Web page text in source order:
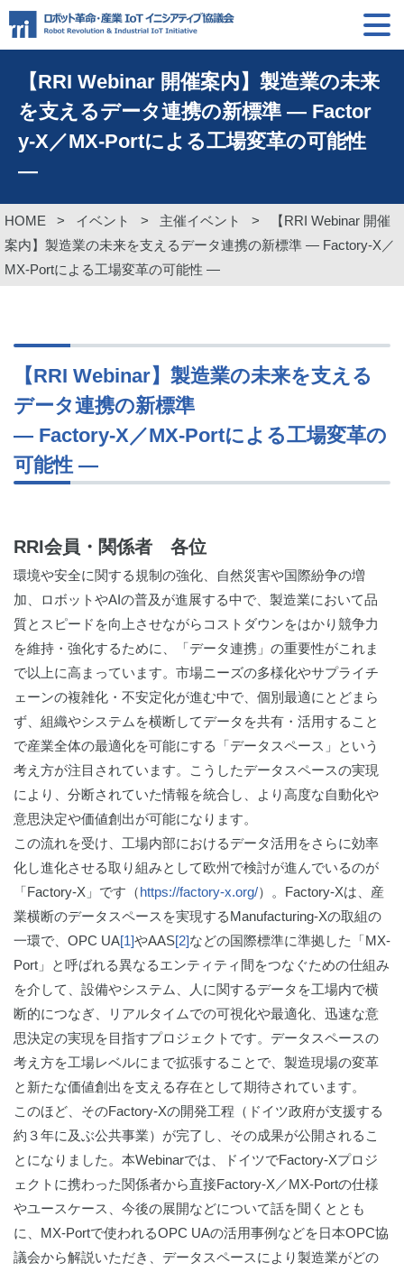
【RRI Webinar 開催案内】製造業の未来
を支えるデータ連携の新標準 ― Factor
y‑X／MX-Portによる工場変革の可能性
―
HOME > イベント > 主催イベント >
【RRI Webinar 開催
案内】製造業の未来を支えるデータ連携の新標準 ― Factory‑X／
MX-Portによる工場変革の可能性 ―
【RRI Webinar】製造業の未来を支える
データ連携の新標準
― Factory‑X／MX-Portによる工場変革の
可能性 ―
RRI会員・関係者 各位
環境や安全に関する規制の強化、自然災害や国際紛争の増
加、ロボットやAIの普及が進展する中で、製造業において品
質とスピードを向上させながらコストダウンをはかり競争力
を維持・強化するために、「データ連携」の重要性がこれま
で以上に高まっています。市場ニーズの多様化やサプライチ
ェーンの複雑化・不安定化が進む中で、個別最適にとどまら
ず、組織やシステムを横断してデータを共有・活用すること
で産業全体の最適化を可能にする「データスペース」という
考え方が注目されています。こうしたデータスペースの実現
により、分断されていた情報を統合し、より高度な自動化や
意思決定や価値創出が可能になります。
この流れを受け、工場内部におけるデータ活用をさらに効率
化し進化させる取り組みとして欧州で検討が進んでいるのが
「Factory‑X」です（https://factory-x.org/）。Factory‑Xは、産
業横断のデータスペースを実現するManufacturing-Xの取組の
一環で、OPC UA[1]やAAS[2]などの国際標準に準拠した「MX-
Port」と呼ばれる異なるエンティティ間をつなぐための仕組み
を介して、設備やシステム、人に関するデータを工場内で横
断的につなぎ、リアルタイムでの可視化や最適化、迅速な意
思決定の実現を目指すプロジェクトです。データスペースの
考え方を工場レベルにまで拡張することで、製造現場の変革
と新たな価値創出を支える存在として期待されています。
このほど、そのFactory-Xの開発工程（ドイツ政府が支援する
約３年に及ぶ公共事業）が完了し、その成果が公開されるこ
とになりました。本Webinarでは、ドイツでFactory-Xプロジ
ェクトに携わった関係者から直接Factory-X／MX-Portの仕様
やユースケース、今後の展開などについて話を聞くととも
に、MX-Portで使われるOPC UAの活用事例などを日本OPC協
議会から解説いただき、データスペースにより製造業がどの